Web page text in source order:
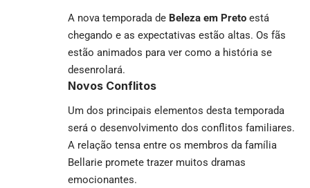
A nova temporada de Beleza em Preto está
chegando e as expectativas estão altas. Os fãs
estão animados para ver como a história se
desenrolará.
Novos Conflitos
Um dos principais elementos desta temporada
será o desenvolvimento dos conflitos familiares.
A relação tensa entre os membros da família
Bellarie promete trazer muitos dramas
emocionantes.